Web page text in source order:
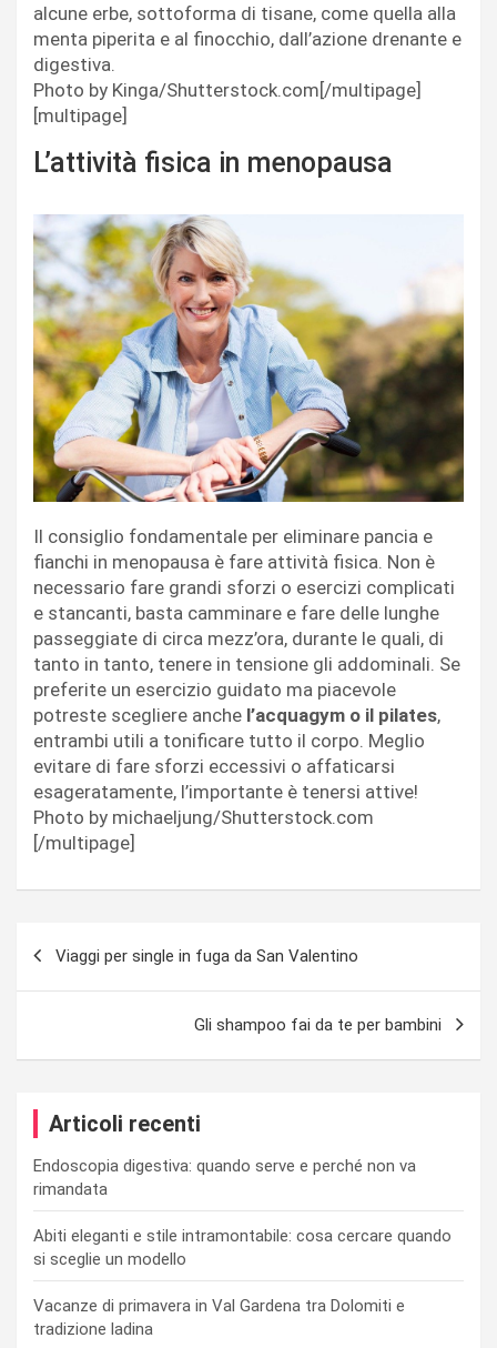
alcune erbe, sottoforma di tisane, come quella alla
menta piperita e al finocchio, dall’azione drenante e
digestiva.
Photo by Kinga/Shutterstock.com[/multipage]
[multipage]
L’attività fisica in menopausa
Il consiglio fondamentale per eliminare pancia e
fianchi in menopausa è fare attività fisica. Non è
necessario fare grandi sforzi o esercizi complicati
e stancanti, basta camminare e fare delle lunghe
passeggiate di circa mezz’ora, durante le quali, di
tanto in tanto, tenere in tensione gli addominali. Se
preferite un esercizio guidato ma piacevole
potreste scegliere anche l’acquagym o il pilates,
entrambi utili a tonificare tutto il corpo. Meglio
evitare di fare sforzi eccessivi o affaticarsi
esageratamente, l’importante è tenersi attive!
Photo by michaeljung/Shutterstock.com
[/multipage]
articoli
Viaggi per single in fuga da San Valentino
Gli shampoo fai da te per bambini
Articoli recenti
Endoscopia digestiva: quando serve e perché non va
rimandata
Abiti eleganti e stile intramontabile: cosa cercare quando
si sceglie un modello
Vacanze di primavera in Val Gardena tra Dolomiti e
tradizione ladina